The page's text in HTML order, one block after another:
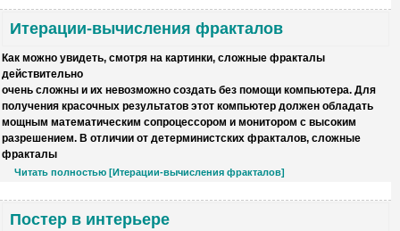
Итерации-вычисления фракталов
Как можно увидеть, смотря на картинки, сложные фракталы
действительно
очень сложны и их невозможно создать без помощи компьютера. Для
получения красочных результатов этот компьютер должен обладать
мощным математическим сопроцессором и монитором с высоким
разрешением. В отличии от детерминистских фракталов, сложные
фракталы
Читать полностью [Итерации-вычисления фракталов]
Постер в интерьере